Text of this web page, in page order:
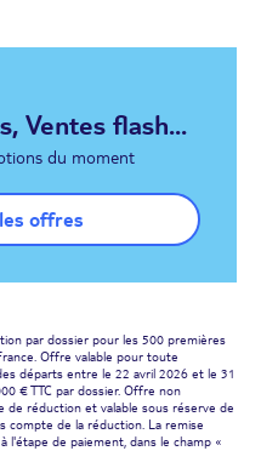
Ventes flash...
du moment
offres
par dossier pour les 500 premières
Offre valable pour toute
départs entre le 22 avril 2026 et le 31
€ TTC par dossier. Offre non
de réduction et valable sous réserve de
compte de la réduction. La remise
l'étape de paiement, dans le champ «